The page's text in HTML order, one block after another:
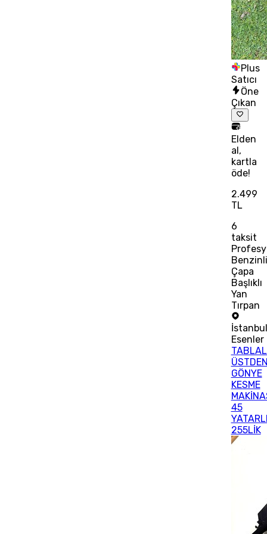
Plus
Satıcı
Öne
Çıkan
Elden
al,
kartla
öde!
2.499
TL
6
taksit
Benzinli
Çapa
Başlıklı
Yan
Tırpan
İstanbul
Esenler
GÖNYE
KESME
45
255LİK